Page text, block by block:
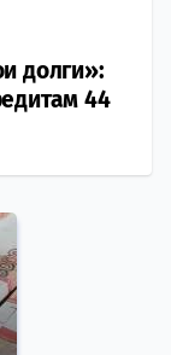
долги»:
44